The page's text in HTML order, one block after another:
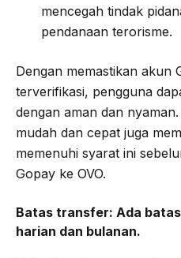
mencegah tindak
pendanaan terorisme.
Dengan memastikan akun
terverifikasi, pengguna
dengan aman dan
mudah dan cepat juga
memenuhi syarat ini
Gopay ke OVO.
Batas transfer: Ada
harian dan bulanan.